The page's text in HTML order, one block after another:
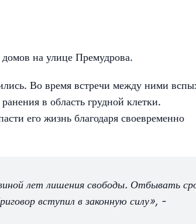
на улице Премудрова.
Во время встречи между ними
в область грудной клетки.
его жизнь благодаря своевременно
лет лишения свободы. Отбывать
вступил в законную силу», -